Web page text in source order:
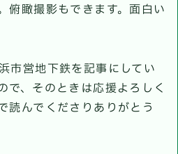
俯瞰撮影もできます。面白い
市営地下鉄を記事にしてい
で、そのときは応援よろしく
読んでくださりありがとう